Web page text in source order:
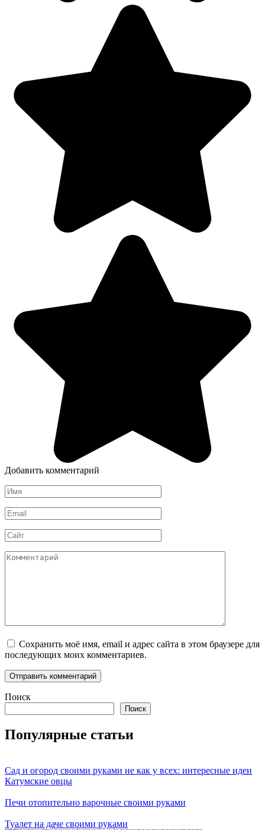
Добавить комментарий
Имя
*
Email
*
Сайт
Комментарий
Сохранить моё имя, email и адрес сайта в этом браузере для
последующих моих комментариев.
Поиск
Поиск
Популярные статьи
Сад и огород своими руками не как у всех: интересные идеи
Катумские овцы
Печи отопительно варочные своими руками
Туалет на даче своими руками